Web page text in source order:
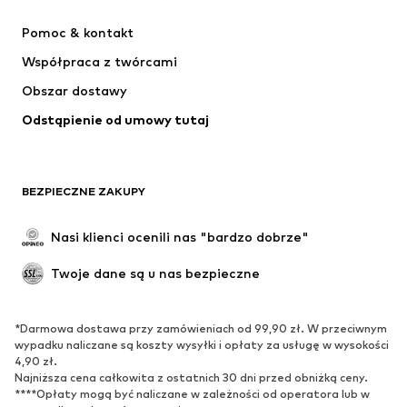
ADIDAS PERFORMANCE
Pomoc & kontakt
Współpraca z twórcami
Obszar dostawy
Odstąpienie od umowy tutaj
BEZPIECZNE ZAKUPY
Nasi klienci ocenili nas "bardzo dobrze"
Twoje dane są u nas bezpieczne
*Darmowa dostawa przy zamówieniach od 99,90 zł. W przeciwnym
wypadku naliczane są koszty wysyłki i opłaty za usługę w wysokości
4,90 zł.
Najniższa cena całkowita z ostatnich 30 dni przed obniżką ceny.
****Opłaty mogą być naliczane w zależności od operatora lub w